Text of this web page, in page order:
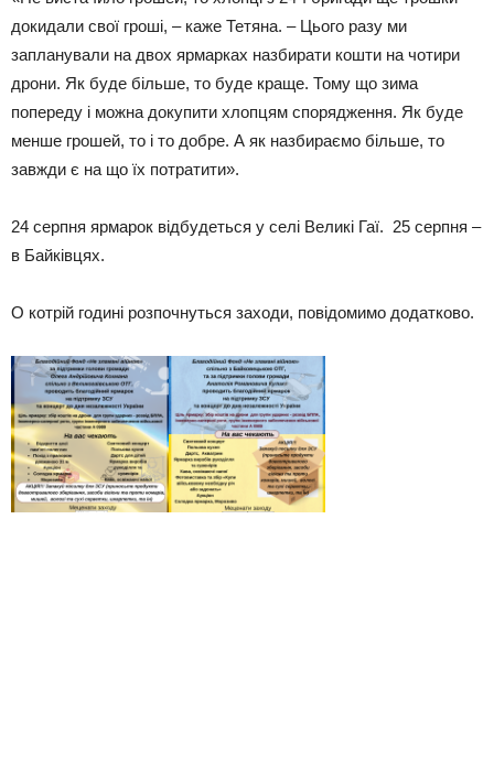
докидали свої гроші, – каже Тетяна. – Цього разу ми
запланували на двох ярмарках назбирати кошти на чотири
дрони. Як буде більше, то буде краще. Тому що зима
попереду і можна докупити хлопцям спорядження. Як буде
менше грошей, то і то добре. А як назбираємо більше, то
завжди є на що їх потратити».
24 серпня ярмарок відбудеться у селі Великі Гаї. 25 серпня –
в Байківцях.
О котрій годині розпочнуться заходи, повідомимо додатково.